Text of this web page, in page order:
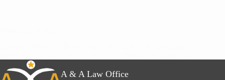
hukum Jakarta. A & A Law Office adalah pilihan terbaik…
A & A Law Office